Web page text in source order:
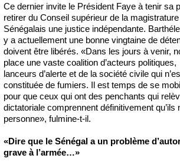
Ce dernier invite le Président Faye à tenir sa
retirer du Conseil supérieur de la
Sénégalais une justice indépendante.
y a actuellement une bonne vingtaine de
doivent être libérés. «Dans les jours à venir,
place une vaste coalition d’acteurs
lanceurs d’alerte et de la société civile qui
constituée de fumiers. Il est temps de se
pour que ceux qui ont des penchants qui
dictatoriale comprennent définitivement qu’ils
personne», fulmine-t-il.
«Dire que le Sénégal a un problème
grave à l’armée…»